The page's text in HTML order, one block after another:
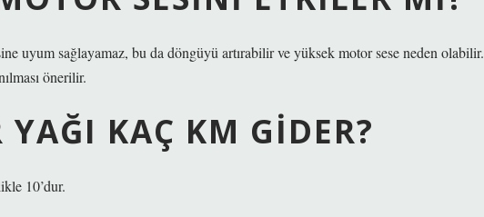
uyum sağlayamaz, bu da döngüyü artırabilir ve yüksek motor sese neden olabilir.
önerilir.
KAÇ KM GIDER?
10’dur.